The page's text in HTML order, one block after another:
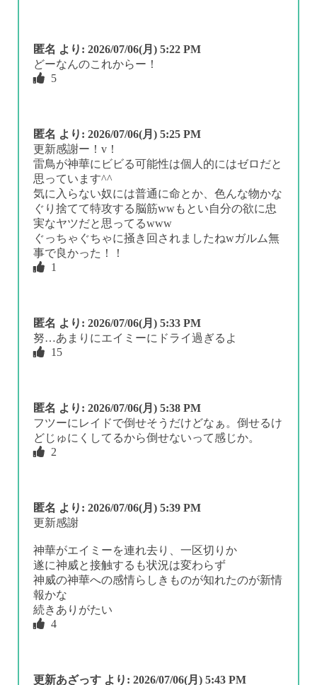
匿名 より: 2026/07/06(月) 5:22 PM
どーなんのこれからー！
5
匿名 より: 2026/07/06(月) 5:25 PM
更新感謝ー！v！
雷鳥が神華にビビる可能性は個人的にはゼロだと
思っています^^
気に入らない奴には普通に命とか、色んな物かな
ぐり捨てて特攻する脳筋wwもとい自分の欲に忠
実なヤツだと思ってるwww
ぐっちゃぐちゃに掻き回されましたねwガルム無
事で良かった！！
1
匿名 より: 2026/07/06(月) 5:33 PM
努…あまりにエイミーにドライ過ぎるよ
15
匿名 より: 2026/07/06(月) 5:38 PM
フツーにレイドで倒せそうだけどなぁ。倒せるけ
どじゅにくしてるから倒せないって感じか。
2
匿名 より: 2026/07/06(月) 5:39 PM
更新感謝
神華がエイミーを連れ去り、一区切りか
遂に神威と接触するも状況は変わらず
神威の神華への感情らしきものが知れたのが新情
報かな
続きありがたい
4
更新あざっす より: 2026/07/06(月) 5:43 PM